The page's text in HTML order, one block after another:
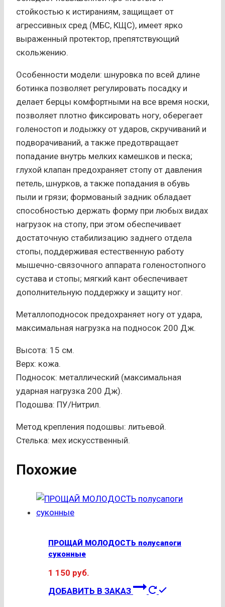
стойкостью к истираниям, защищает от
агрессивных сред (МБС, КЩС), имеет ярко
выраженный протектор, препятствующий
скольжению.
Особенности модели: шнуровка по всей длине
ботинка позволяет регулировать посадку и
делает берцы комфортными на все время носки,
позволяет плотно фиксировать ногу, оберегает
голеностоп и лодыжку от ударов, скручиваний и
подворачиваний, а также предотвращает
попадание внутрь мелких камешков и песка;
глухой клапан предохраняет стопу от давления
петель, шнурков, а также попадания в обувь
пыли и грязи; формованый задник обладает
способностью держать форму при любых видах
нагрузок на стопу, при этом обеспечивает
достаточную стабилизацию заднего отдела
стопы, поддерживая естественную работу
мышечно-связочного аппарата голеностопного
сустава и стопы; мягкий кант обеспечивает
дополнительную поддержку и защиту ног.
Металлоподносок предохраняет ногу от удара,
максимальная нагрузка на подносок 200 Дж.
Высота: 15 см.
Верх: кожа.
Подносок: металлический (максимальная
ударная нагрузка 200 Дж).
Подошва: ПУ/Нитрил.
Метод крепления подошвы: литьевой.
Стелька: мех искусственный.
Похожие
ПРОЩАЙ МОЛОДОСТЬ полусапоги
суконные
1 150 руб.
ДОБАВИТЬ В ЗАКАЗ
Этот